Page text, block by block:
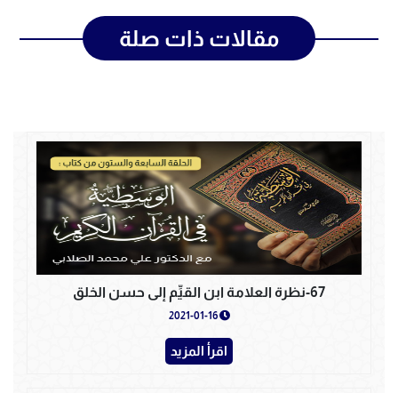
مقالات ذات صلة
67-نظرة العلامة ابن القيِّم إلى حسن الخلق
2021-01-16
اقرأ المزيد